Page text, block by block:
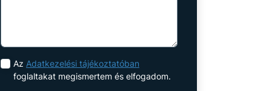
Az Adatkezelési tájékoztatóban
foglaltakat megismertem és elfogadom.